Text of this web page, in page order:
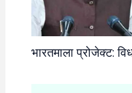
भारतमाला प्रोजेक्ट: